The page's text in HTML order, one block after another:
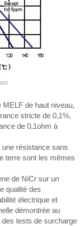
de haut niveau,
stricte de 0,1%,
de 0,1ohm à
résistance sans
terre sont les mêmes
de NiCr sur un
qualité des
électrique et
démontrée au
tests de surcharge